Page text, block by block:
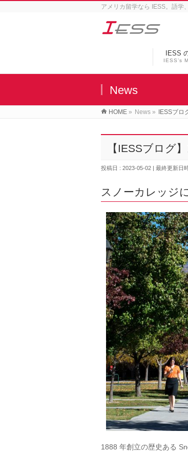
アメリカ留学なら IESS。語学
IESS
IESS’s
News
HOME » News » IESSブロ
【IESSブログ
投稿日 : 2023-05-02 最終更新日
スノーカレッジ
1888 年創立の歴史ある